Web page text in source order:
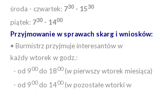
środa - czwartek: 730 - 1530
piątek: 730 - 1400
Przyjmowanie w sprawach skarg i wniosków:
• Burmistrz przyjmuje interesantów w
każdy wtorek w godz.:
- od 900do 1800(w pierwszy wtorek miesiąca)
- od 900do 1400(w pozostałe wtorki w